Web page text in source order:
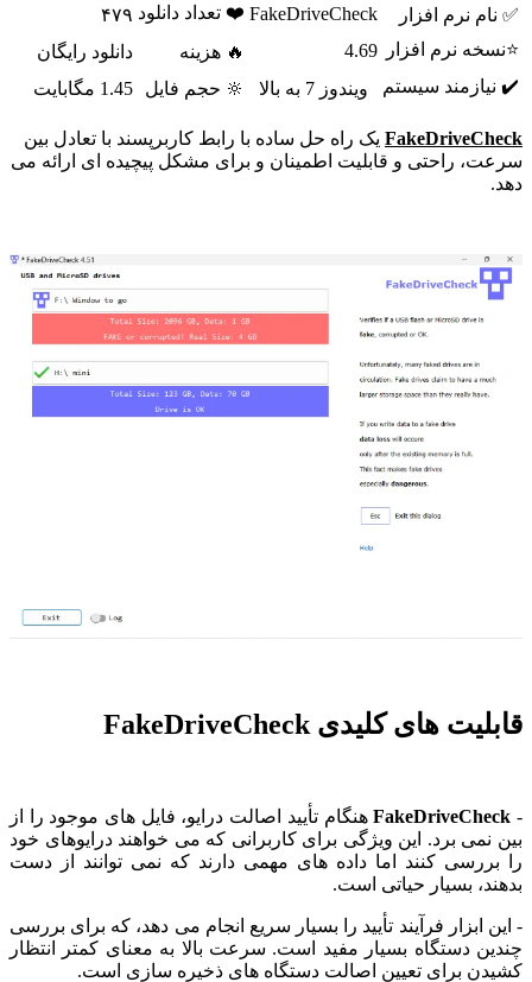
✅ نام نرم افزار FakeDriveCheck ❤️ تعداد دانلود ۴۷۹
⭐نسخه نرم افزار
4.69 🔥 هزینه
دانلود رایگان
✔️ نیازمند سیستم
ویندوز 7 به بالا 🔆 حجم فایل 1.45 مگابایت
FakeDriveCheck یک راه حل ساده با رابط کاربرپسند با تعادل بین
سرعت، راحتی و قابلیت اطمینان و برای مشکل پیچیده ای ارائه می
دهد.
قابلیت های کلیدی FakeDriveCheck
-
FakeDriveCheckهنگام تأیید اصالت درایو، فایل های موجود را از
بین نمی برد. این ویژگی برای کاربرانی که می خواهند درایوهای خود
را بررسی کنند اما داده های مهمی دارند که نمی توانند از دست
بدهند، بسیار حیاتی است.
- این ابزار فرآیند تأیید را بسیار سریع انجام می دهد، که برای بررسی
چندین دستگاه بسیار مفید است. سرعت بالا به معنای کمتر انتظار
کشیدن برای تعیین اصالت دستگاه های ذخیره سازی است.